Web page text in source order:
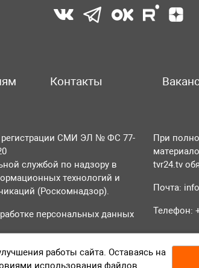
Контакты
регистрации СМИ ЭЛ № ФС 77-
службой по надзору в
технологий и
(Роскомнадзор).
персональных данных
При
tvr24.tv
Почта:
Телефон:
работы сайта. Оставаясь на
использования файлов